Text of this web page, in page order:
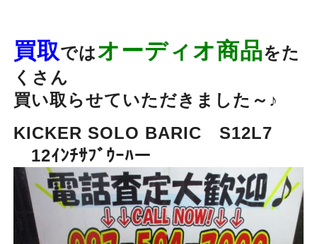
買取ではオーディオ商品をた
くさん
買い取らせていただきました～♪
KICKER SOLO BARIC S12L7
12ｲﾝﾁｻﾌﾞｳｰﾊー